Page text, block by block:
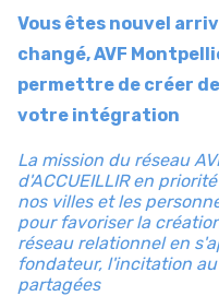
Vous êtes nouvel
changé, AVF
permettre de créer
votre intégration
La mission du réseau
d'ACCUEILLIR en
nos villes et les
pour favoriser la
réseau relationnel en
fondateur, l'incitation
partagées